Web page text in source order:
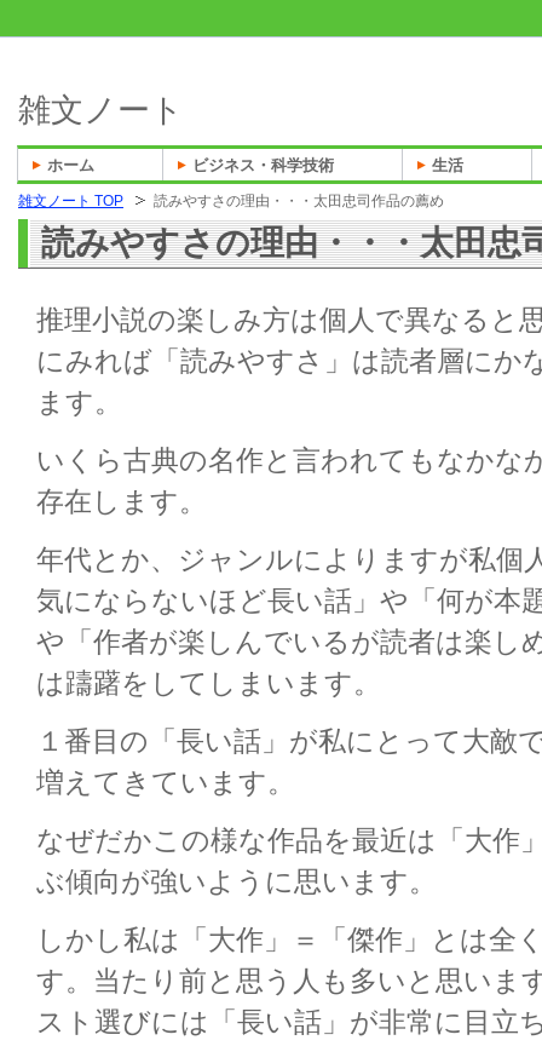
雑文ノート TOP 読みやすさの理由・・・太田忠司作品の薦め
読みやすさの理由・・・太田忠
推理小説の楽しみ方は個人で異なると
にみれば「読みやすさ」は読者層にか
ます。
いくら古典の名作と言われてもなかな
存在します。
年代とか、ジャンルによりますが私個
気にならないほど長い話」や「何が本
や「作者が楽しんでいるが読者は楽し
は躊躇をしてしまいます。
１番目の「長い話」が私にとって大敵
増えてきています。
なぜだかこの様な作品を最近は「大作
ぶ傾向が強いように思います。
しかし私は「大作」＝「傑作」とは全
す。当たり前と思う人も多いと思いま
スト選びには「長い話」が非常に目立
雑文ノート
ホーム ビジネス・科学技術 生活